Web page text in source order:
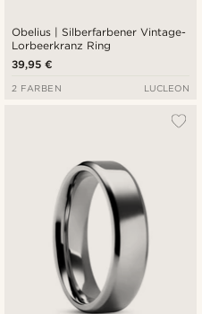
Obelius | Silberfarbener Vintage-
Lorbeerkranz Ring
39,95 €
2 FARBEN LUCLEON